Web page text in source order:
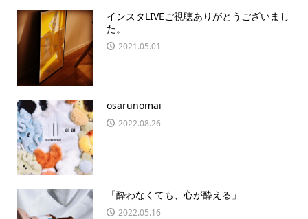
インスタLIVEご視聴ありがとうございまし
た。
2021.05.01
osarunomai
2022.08.26
「酔わなくても、心が酔える」
2022.05.16